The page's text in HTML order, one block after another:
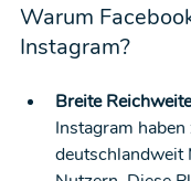
Warum
Instagram?
Breite
Instagram
deutschlandweit